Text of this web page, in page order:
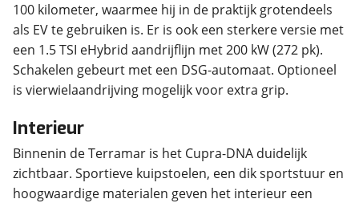
100 kilometer, waarmee hij in de praktijk grotendeels
als EV te gebruiken is. Er is ook een sterkere versie met
een 1.5 TSI eHybrid aandrijflijn met 200 kW (272 pk).
Schakelen gebeurt met een DSG-automaat. Optioneel
is vierwielaandrijving mogelijk voor extra grip.
Interieur
Binnenin de Terramar is het Cupra-DNA duidelijk
zichtbaar. Sportieve kuipstoelen, een dik sportstuur en
hoogwaardige materialen geven het interieur een